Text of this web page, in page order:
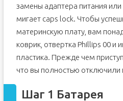
Шаг 10
Шаг 11
Шаг 12
Шаг 13
замены адаптера питания
мигает caps lock. Чтобы
материнскую плату, вам
коврик, отвертка Phillips 00 и
пластика. Прежде чем
что вы полностью отключили
Шаг 1 Батарея